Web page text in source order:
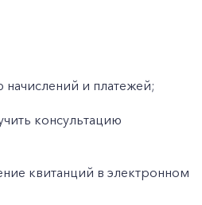
начислений и платежей;
консультацию
квитанций в электронном